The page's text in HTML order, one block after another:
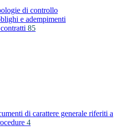
di controllo
e adempimenti
85
di carattere generale riferiti a
4